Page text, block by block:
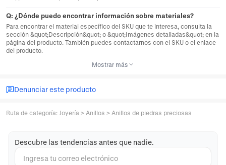
Q: ¿Dónde puedo encontrar información sobre materiales?
Para encontrar el material específico del SKU que te interesa, consulta la
sección &quot;Descripción&quot; o &quot;Imágenes detalladas&quot; en la
página del producto. También puedes contactarnos con el SKU o el enlace
del producto.
Mostrar más
Denunciar este producto
Ruta de categoría: Joyería > Anillos > Anillos de piedras preciosas
Descubre las tendencias antes que nadie.